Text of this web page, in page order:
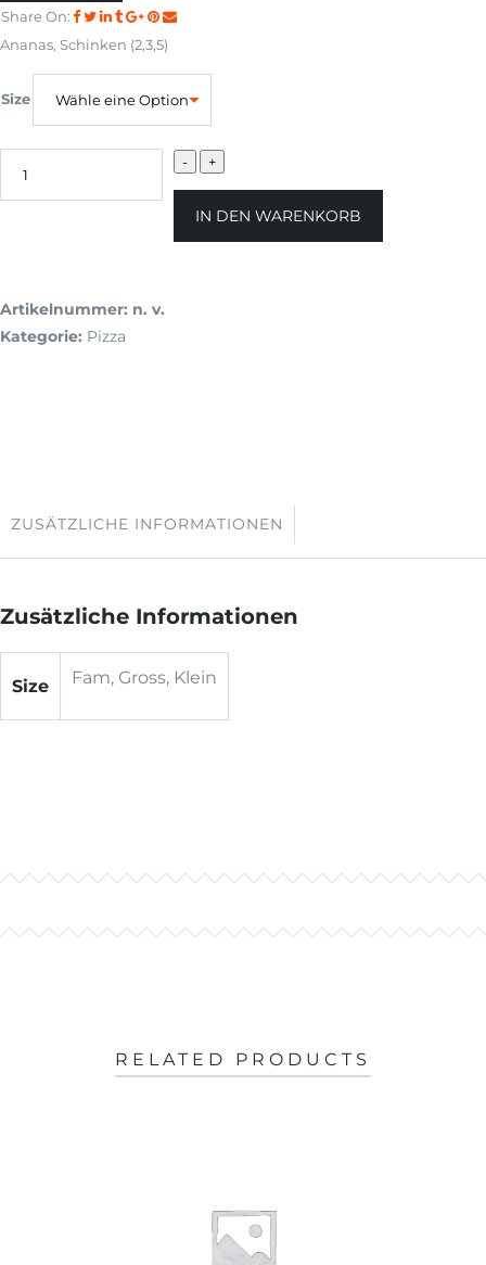
Share On:
Ananas, Schinken (2,3,5)
Size
IN DEN WARENKORB
Artikelnummer: n. v.
Kategorie: Pizza
ZUSÄTZLICHE INFORMATIONEN
Zusätzliche Informationen
Size Fam, Gross, Klein
RELATED PRODUCTS